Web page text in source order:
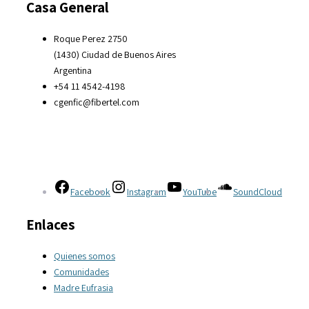
Casa General
Roque Perez 2750
(1430) Ciudad de Buenos Aires
Argentina
+54 11 4542-4198
cgenfic@fibertel.com
Facebook Instagram YouTube SoundCloud
Enlaces
Quienes somos
Comunidades
Madre Eufrasia